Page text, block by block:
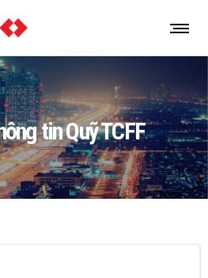
tin Quỹ TCFF